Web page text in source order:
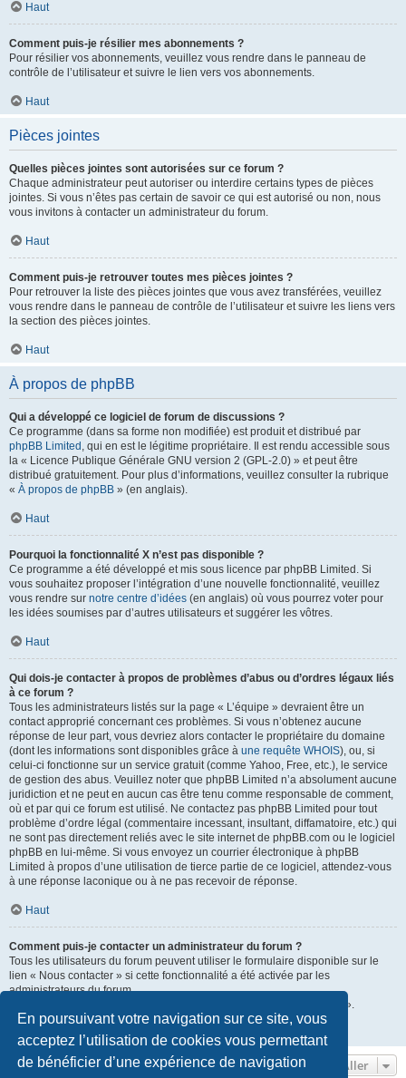
En poursuivant votre navigation sur ce site, vous
acceptez l’utilisation de cookies vous permettant
de bénéficier d’une expérience de navigation
Haut
Comment puis-je résilier mes abonnements ?
Pour résilier vos abonnements, veuillez vous rendre dans le panneau de
contrôle de l’utilisateur et suivre le lien vers vos abonnements.
Haut
Pièces jointes
Quelles pièces jointes sont autorisées sur ce forum ?
Chaque administrateur peut autoriser ou interdire certains types de pièces
jointes. Si vous n’êtes pas certain de savoir ce qui est autorisé ou non, nous
vous invitons à contacter un administrateur du forum.
Haut
Comment puis-je retrouver toutes mes pièces jointes ?
Pour retrouver la liste des pièces jointes que vous avez transférées, veuillez
vous rendre dans le panneau de contrôle de l’utilisateur et suivre les liens vers
la section des pièces jointes.
Haut
À propos de phpBB
Qui a développé ce logiciel de forum de discussions ?
Ce programme (dans sa forme non modifiée) est produit et distribué par
phpBB Limited , qui en est le légitime propriétaire. Il est rendu accessible sous
la « Licence Publique Générale GNU version 2 (GPL-2.0) » et peut être
distribué gratuitement. Pour plus d’informations, veuillez consulter la rubrique
« À propos de phpBB » (en anglais).
Haut
Pourquoi la fonctionnalité X n’est pas disponible ?
Ce programme a été développé et mis sous licence par phpBB Limited. Si
vous souhaitez proposer l’intégration d’une nouvelle fonctionnalité, veuillez
vous rendre sur notre centre d’idées (en anglais) où vous pourrez voter pour
les idées soumises par d’autres utilisateurs et suggérer les vôtres.
Haut
Qui dois-je contacter à propos de problèmes d’abus ou d’ordres légaux liés
à ce forum ?
Tous les administrateurs listés sur la page « L’équipe » devraient être un
contact approprié concernant ces problèmes. Si vous n’obtenez aucune
réponse de leur part, vous devriez alors contacter le propriétaire du domaine
(dont les informations sont disponibles grâce à une requête WHOIS), ou, si
celui-ci fonctionne sur un service gratuit (comme Yahoo, Free, etc.), le service
de gestion des abus. Veuillez noter que phpBB Limited n’a absolument aucune
juridiction et ne peut en aucun cas être tenu comme responsable de comment,
où et par qui ce forum est utilisé. Ne contactez pas phpBB Limited pour tout
problème d’ordre légal (commentaire incessant, insultant, diffamatoire, etc.) qui
ne sont pas directement reliés avec le site internet de phpBB.com ou le logiciel
phpBB en lui-même. Si vous envoyez un courrier électronique à phpBB
Limited à propos d’une utilisation de tierce partie de ce logiciel, attendez-vous
à une réponse laconique ou à ne pas recevoir de réponse.
Haut
Comment puis-je contacter un administrateur du forum ?
Tous les utilisateurs du forum peuvent utiliser le formulaire disponible sur le
lien « Nous contacter » si cette fonctionnalité a été activée par les
administrateurs du forum.
Les membres du forum peuvent également utiliser le lien « L’équipe ».
Aller